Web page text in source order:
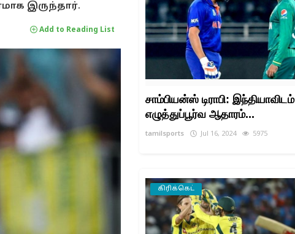
இருந்தார்.
Add to Reading List
சாம்பியன்ஸ் டிராபி: இந்தியாவிடம்
எழுத்துப்பூர்வ ஆதாரம்...
tamilsports Jul 16, 2024 5975
கிரிக்கெட்